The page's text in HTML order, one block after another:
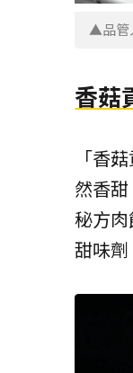
▲品管
香菇
「香
然香
秘方
甜味劑